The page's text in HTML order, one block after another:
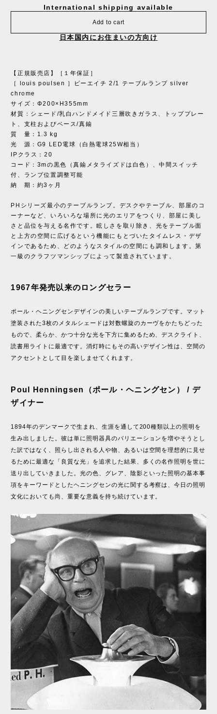
International shipping available
Add to cart
日本国内にお住まいの方向け
【正規販売店】［１年保証］
［ louis poulsen ］ピーエイチ 2/1 テーブルランプ silver
chrome
サイズ：Φ200×H355mm
材質：シェード/乳白ハンドメイド三層吹きガラス、トッププレー
ト、支柱およびベース/真鍮
質 量：1.3 kg
光 源：G9 LED電球（白熱電球25W相当）
IPクラス：20
コード：3mの黒色（真鍮メタライズドは白色）、中間スイッチ
付、ランプ位置調整可能
納 期：約3ヶ月
PHシリーズ最小のテーブルランプ。デスクやテーブル、部屋のコ
ーナーなど、いろいろな場所に光のエリアをつくり、部屋に美し
さと品位を与える名作です。眩しさを取り除き、光をテーブル面
と上方の空間に広げるという機能にもとづいたタイムレス・デザ
インであるため、どのようなスタイルの空間にも調和します。第
一級のクラフツマンシップによって製造されています。
1967年発売以来のロングセラー
ポール・ヘニングセンデザインの美しいテーブルランプです。マット
塗装された3枚のメタルシェードは対数螺旋のカーヴをかたちどった
もので、柔らか、かつ十分な光を下方に集めるため、デスクライト、
読書用ライトに最適です。消灯時にもその高いデザイン性は、空間の
アクセントとして目を楽しませてくれます。
Poul Henningsen（ポール・ヘニングセン） / デ
ザイナー
1894年のデンマークで生まれ、生涯を通して200種類以上の照明を
生み出しました。彼は単に照明器具のバリエーションを増やそうとし
た訳ではなく、照らし出される人や物、あるいは空間を理想的に見せ
るために最適な「良質な光」を追求した結果、多くの名作照明を世に
送り出していきました。光の色、グレア、陰影といった照明の基本事
項をキーワードとしたヘニングセンの光に関する考察は、今日の照明
文化においても尚、重要な意義を持ち続けています。